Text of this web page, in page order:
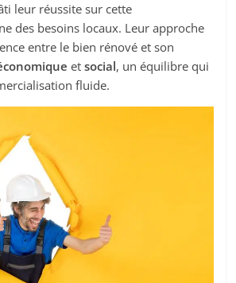
leur réussite sur cette
des besoins locaux. Leur approche
entre le bien rénové et son
etsocial, un équilibre qui
fluide.